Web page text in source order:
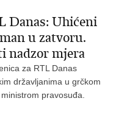
Danas: Uhićeni
u zatvoru.
nadzor mjera
za RTL Danas
državljanima u grčkom
pravosuđa.